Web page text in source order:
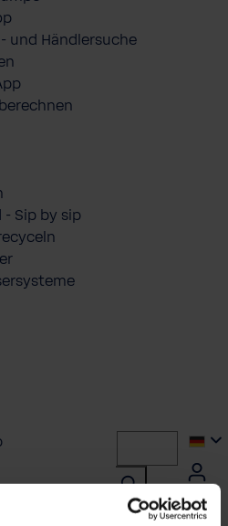
und Händlersuche
- Sip by sip